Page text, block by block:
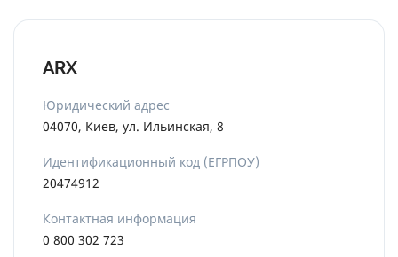
со страховой компанией.
ARX
Юридический адрес
04070, Киев, ул. Ильинская, 8
Идентификационный код (ЕГРПОУ)
20474912
Контактная информация
0 800 302 723